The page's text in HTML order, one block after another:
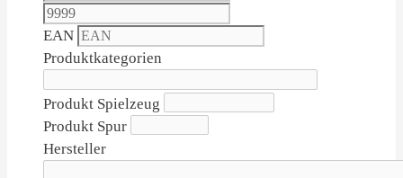
EAN
Produktkategorien
Produkt Spielzeug
Produkt Spur
Hersteller